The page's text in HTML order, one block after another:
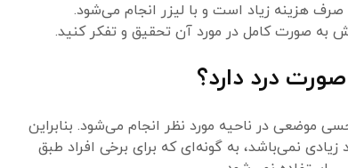
هزینه زیاد است و با لیزر انجام می‌شود.
به صورت کامل در مورد آن تحقیق و تفکر کنید.
درد دارد؟
موضعی در ناحیه مورد نظر انجام می‌شود. بنابراین
نمی‌باشد، به گونه‌ای که برای برخی افراد طبق